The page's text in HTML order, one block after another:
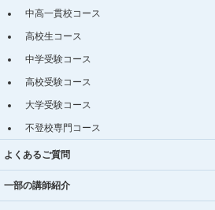
中高一貫校コース
高校生コース
中学受験コース
高校受験コース
大学受験コース
不登校専門コース
よくあるご質問
一部の講師紹介